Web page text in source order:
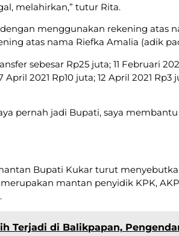
melahirkan,” tutur Rita.
menggunakan rekening atas
atas nama Riefka Amalia (adik
sebesar Rp25 juta; 11 Februari
April 2021 Rp10 juta; 12 April 2021 Rp3
pernah jadi Bupati, saya membantu
Bupati Kukar turut
mantan penyidik KPK,
Terjadi di Balikpapan,